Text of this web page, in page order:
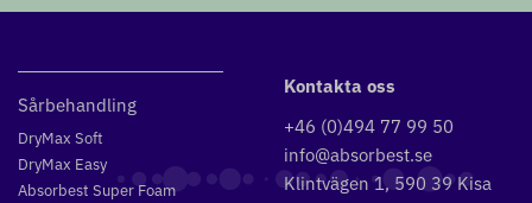
Sårbehandling
DryMax Soft
DryMax Easy
Absorbest Super Foam
Kontakta oss
+46 (0)494 77 99 50
info@absorbest.se
Klintvägen 1, 590 39 Kisa